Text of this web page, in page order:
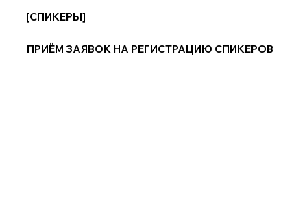
[СПИКЕРЫ]
ПРИЁМ ЗАЯВОК НА РЕГИСТРАЦИЮ СПИКЕРОВ